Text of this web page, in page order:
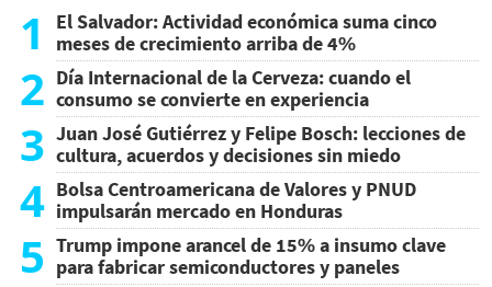
1
El Salvador: Actividad económica suma cinco
meses de crecimiento arriba de 4%
2 Día Internacional de la Cerveza: cuando el
consumo se convierte en experiencia
3 Juan José Gutiérrez y Felipe Bosch: lecciones de
cultura, acuerdos y decisiones sin miedo
4 Bolsa Centroamericana de Valores y PNUD
impulsarán mercado en Honduras
5 Trump impone arancel de 15% a insumo clave
para fabricar semiconductores y paneles